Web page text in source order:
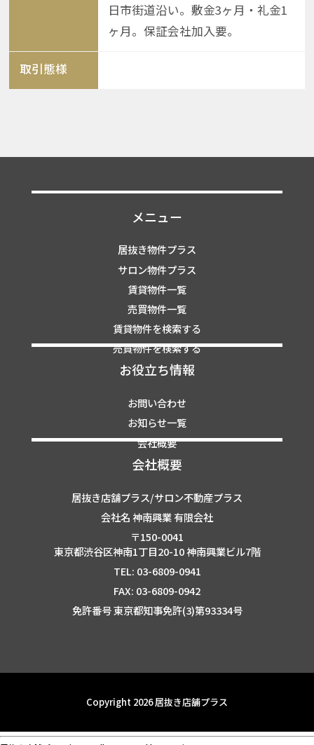
日市街道沿い。敷金3ヶ月・礼金1
ヶ月。保証会社加入要。
取引態様
メニュー
居抜き物件プラス
サロン物件プラス
賃貸物件一覧
売買物件一覧
賃貸物件を検索する
売買物件を検索する
お役立ち情報
お問い合わせ
お知らせ一覧
会社概要
会社概要
居抜き店舗プラス/サロン不動産プラス
会社名 神南興業 有限会社
〒150-0041
東京都渋谷区神南1丁目20-10 神南興業ビル7階
TEL: 03-6809-0941
FAX: 03-6809-0942
免許番号 東京都知事免許(3)第93334号
Copyright 2026 居抜き店舗プラス